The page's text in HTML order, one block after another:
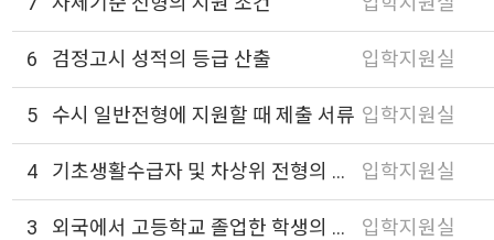
6 검정고시 성적의 등급 산출 입학지원실
5 수시 일반전형에 지원할 때 제출 서류 입학지원실
4 기초생활수급자 및 차상위 전형의 증빙서류 발급 입학지원실
3 외국에서 고등학교 졸업한 학생의 입학 방법 입학지원실